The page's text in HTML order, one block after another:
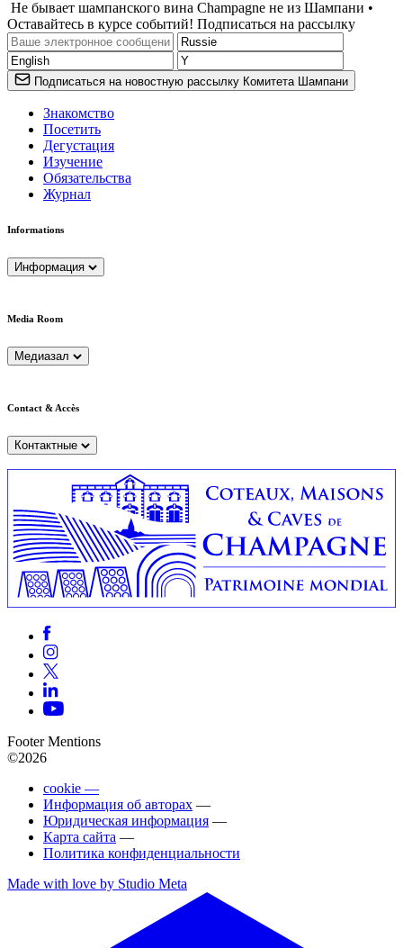
Не бывает шампанского вина Champagne не из Шампани •
Оставайтесь в курсе событий! Подписаться на рассылку
Подписаться на новостную рассылку Комитета Шампани
Знакомство
Посетить
Дегустация
Изучение
Обязательства
Журнал
Informations
Информация
Media Room
Медиазал
Contact & Accès
Контактные
Footer Mentions
©2026
cookie —
Информация об авторах —
Юридическая информация —
Карта сайта —
Политика конфиденциальности
Made with love by Studio Meta